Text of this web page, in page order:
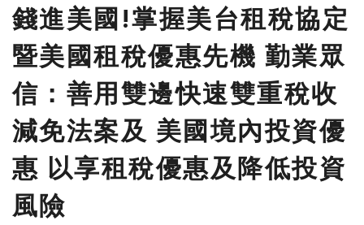
錢進美國!掌握美台租稅協定
暨美國租稅優惠先機 勤業眾
信：善用雙邊快速雙重稅收
減免法案及 美國境內投資優
惠 以享租稅優惠及降低投資
風險